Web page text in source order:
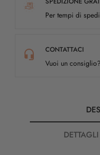
Per tempi di
CONTATTACI
Vuoi un